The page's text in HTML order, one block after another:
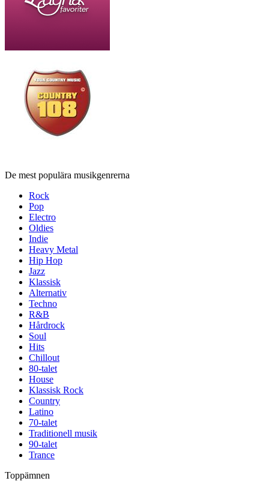
De mest populära musikgenrerna
Rock
Pop
Electro
Oldies
Indie
Heavy Metal
Hip Hop
Jazz
Klassisk
Alternativ
Techno
R&B
Hårdrock
Soul
Hits
Chillout
80-talet
House
Klassisk Rock
Country
Latino
70-talet
Traditionell musik
90-talet
Trance
Toppämnen